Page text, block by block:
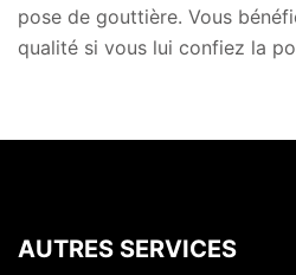
pose de gouttière. Vous
qualité si vous lui confiez la
AUTRES SERVICES